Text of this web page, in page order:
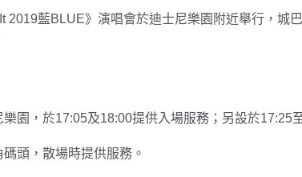
2019藍BLUE》演唱會於迪士尼樂園附近舉行，城
園，於17:05及18:00提供入場服務；另設於17:25
頭，散場時提供服務。